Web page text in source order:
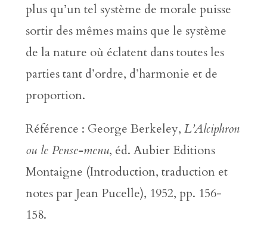
plus qu’un tel système de morale puisse
sortir des mêmes mains que le système
de la nature où éclatent dans toutes les
parties tant d’ordre, d’harmonie et de
proportion.
Référence : George Berkeley, L’Alciphron
ou le Pense-menu, éd. Aubier Editions
Montaigne (Introduction, traduction et
notes par Jean Pucelle), 1952, pp. 156-
158.